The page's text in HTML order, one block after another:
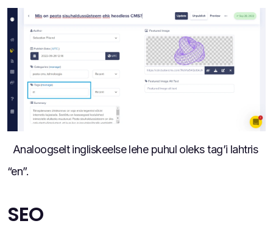
Analoogselt ingliskeelse lehe puhul oleks tag’i lahtris
“en”.
SEO